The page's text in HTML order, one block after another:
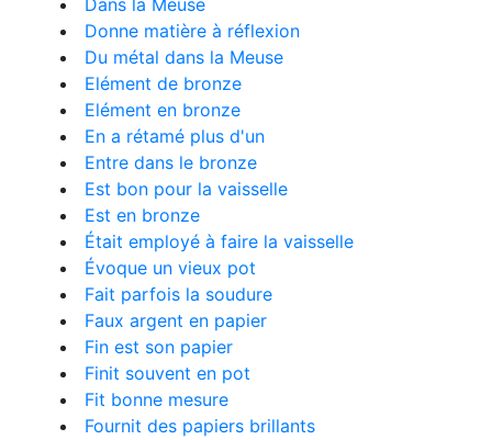
Dans la Meuse
Donne matière à réflexion
Du métal dans la Meuse
Elément de bronze
Elément en bronze
En a rétamé plus d'un
Entre dans le bronze
Est bon pour la vaisselle
Est en bronze
Était employé à faire la vaisselle
Évoque un vieux pot
Fait parfois la soudure
Faux argent en papier
Fin est son papier
Finit souvent en pot
Fit bonne mesure
Fournit des papiers brillants